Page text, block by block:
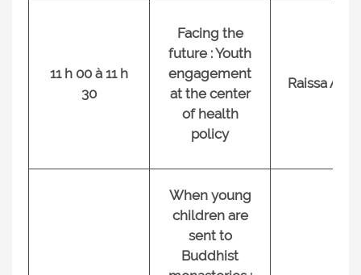
11 h 00 à 11 h
30
Facing the
future : Youth
engagement
at the center
of health
policy
Raissa
When young
children are
sent to
Buddhist